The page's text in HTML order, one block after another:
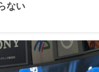
ない